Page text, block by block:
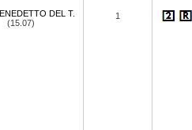
DEL T.
(15.07)
1